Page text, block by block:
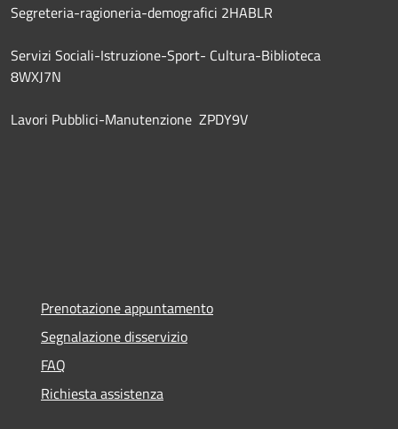
Segreteria-ragioneria-demografici 2HABLR
Servizi Sociali-Istruzione-Sport- Cultura-Biblioteca
8WXJ7N
Lavori Pubblici-Manutenzione ZPDY9V
Prenotazione appuntamento
Segnalazione disservizio
FAQ
Richiesta assistenza